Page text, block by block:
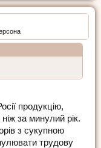
продукцію,
за минулий рік.
з сукупною
трудову